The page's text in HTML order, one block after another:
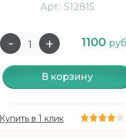
Арт.: S12815
1100
В корзину
Купить в 1 клик